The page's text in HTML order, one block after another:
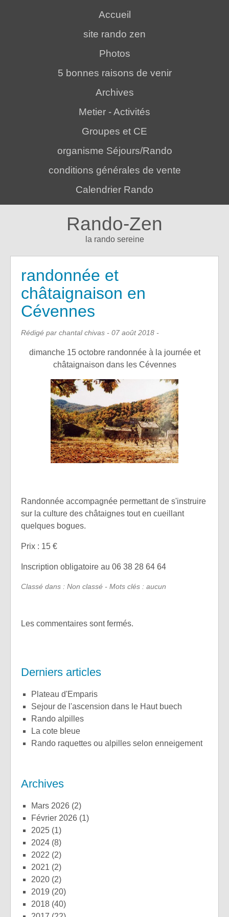
Accueil
site rando zen
Photos
5 bonnes raisons de venir
Archives
Metier - Activités
Groupes et CE
organisme Séjours/Rando
conditions générales de vente
Calendrier Rando
Rando-Zen
la rando sereine
randonnée et
châtaignaison en
Cévennes
Rédigé par chantal chivas - 07 août 2018 -
dimanche 15 octobre randonnée à la journée et
châtaignaison dans les Cévennes
Randonnée accompagnée permettant de s'instruire
sur la culture des châtaignes tout en cueillant
quelques bogues.
Prix : 15 €
Inscription obligatoire au 06 38 28 64 64
Classé dans : Non classé - Mots clés : aucun
Les commentaires sont fermés.
Derniers articles
plateau d'Emparis
sejour de l'ascension dans le Haut buech
rando alpilles
la cote bleue
rando raquettes ou alpilles selon enneigement
Archives
mars 2026 (2)
février 2026 (1)
2025 (1)
2024 (8)
2022 (2)
2021 (2)
2020 (2)
2019 (20)
2018 (40)